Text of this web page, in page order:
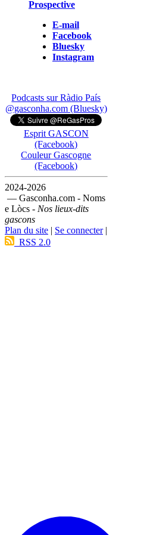
Prospective
E-mail
Facebook
Bluesky
Instagram
Podcasts sur Ràdio País
@gasconha.com (Bluesky)
Esprit GASCON
(Facebook)
Couleur Gascogne
(Facebook)
2024-2026
— Gasconha.com - Noms
e Lòcs - Nos lieux-dits
gascons
Plan du site | Se connecter|
RSS 2.0